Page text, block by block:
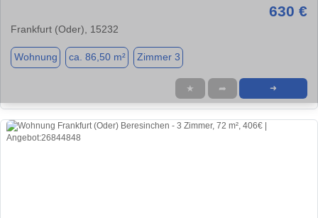
630 €
Frankfurt (Oder), 15232
Wohnung ca. 86,50 m² Zimmer 3
★ ➦ ➜